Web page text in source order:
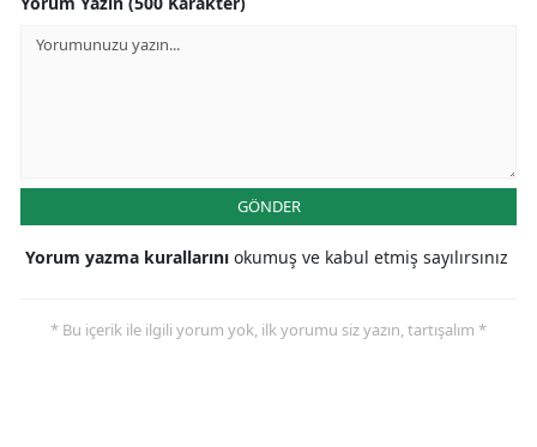
GÖNDER
Yorum yazma kurallarını okumuş ve kabul etmiş sayılırsınız
* Bu içerik ile ilgili yorum yok, ilk yorumu siz yazın, tartışalım *